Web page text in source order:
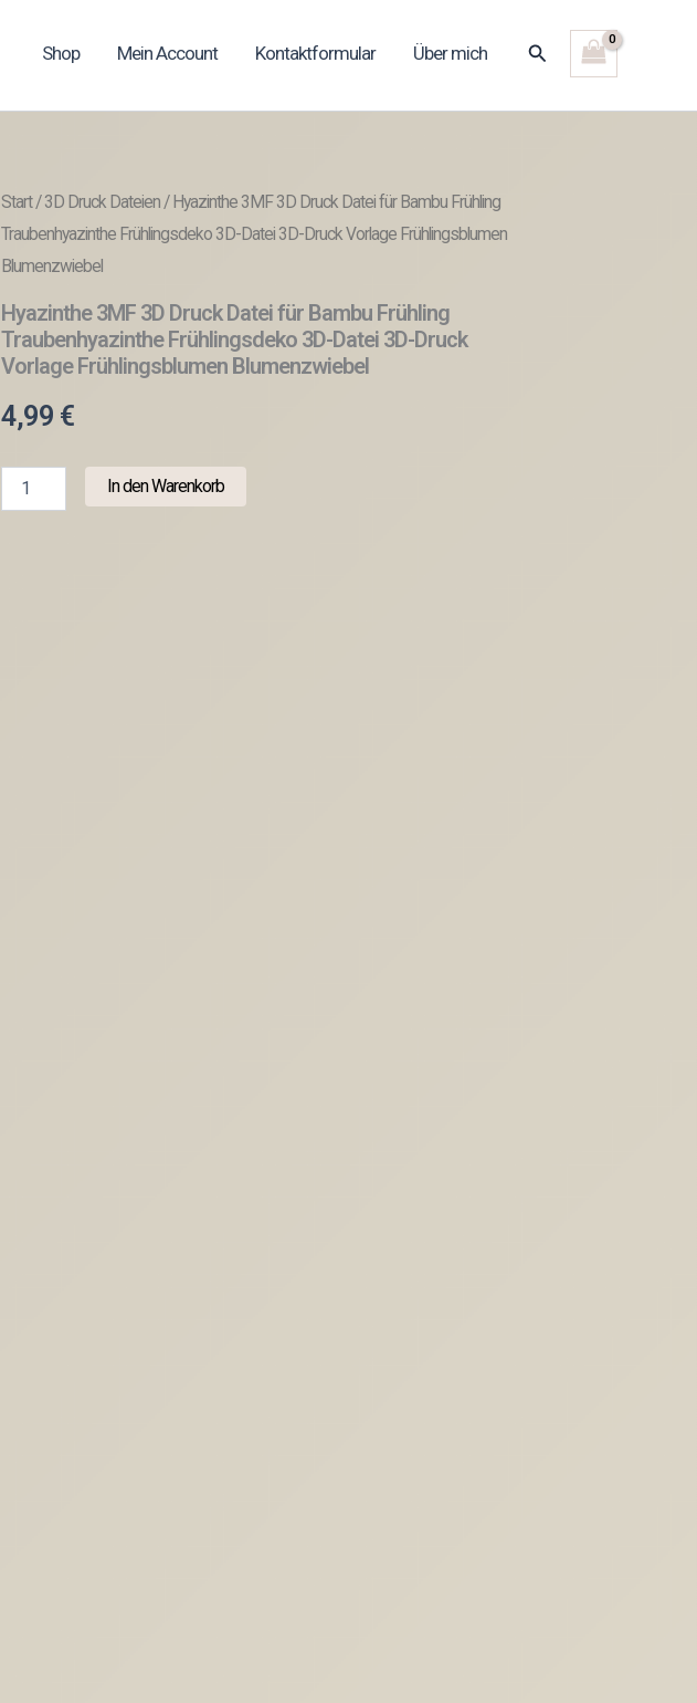
Shop Mein Account Kontaktformular Über mich Suchen
Start/3D Druck Dateien/ Hyazinthe 3MF 3D Druck Datei für Bambu Frühling
Traubenhyazinthe Frühlingsdeko 3D-Datei 3D-Druck Vorlage Frühlingsblumen
Blumenzwiebel
Hyazinthe 3MF 3D Druck Datei für Bambu Frühling
Traubenhyazinthe Frühlingsdeko 3D-Datei 3D-Druck
Vorlage Frühlingsblumen Blumenzwiebel
4,99 €
3MF
In den Warenkorb